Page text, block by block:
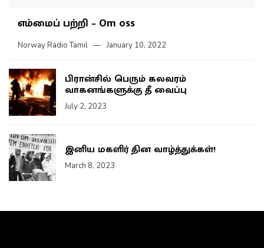
எம்மைப் பற்றி – Om oss
Norway Radio Tamil January 10, 2022
பிரான்சில் பெரும் கலவரம்
வாகனங்களுக்கு தீ வைப்பு
July 2, 2023
இனிய மகளிர் தின வாழ்த்துக்கள்!
March 8, 2023